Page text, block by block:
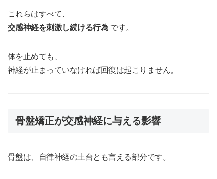
これらはすべて、
交感神経を刺激し続ける行為 です。
体を止めても、
神経が止まっていなければ回復は起こりません。
骨盤矯正が交感神経に与える影響
骨盤は、自律神経の土台とも言える部分です。